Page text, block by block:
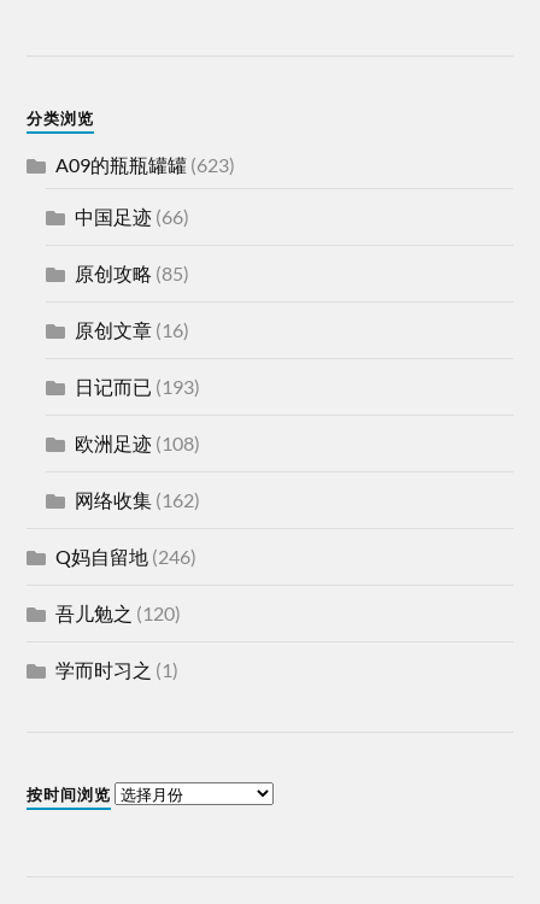
分类浏览
A09的瓶瓶罐罐 (623)
中国足迹 (66)
原创攻略 (85)
原创文章 (16)
日记而已 (193)
欧洲足迹 (108)
网络收集 (162)
Q妈自留地 (246)
吾儿勉之 (120)
学而时习之 (1)
按时间浏览